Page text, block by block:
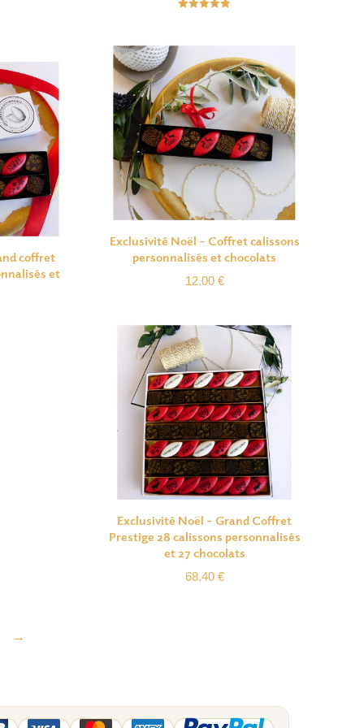
Exclusivité Noël – Coffret calissons
personnalisés et chocolats
12.00 €
coffret
et
Exclusivité Noël – Grand Coffret
Prestige 28 calissons personnalisés
et 27 chocolats
68.40 €
→